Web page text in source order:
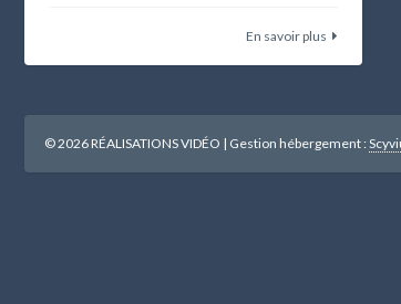
En savoir plus
© 2026 RÉALISATIONS VIDÉO | Gestion hébergement :